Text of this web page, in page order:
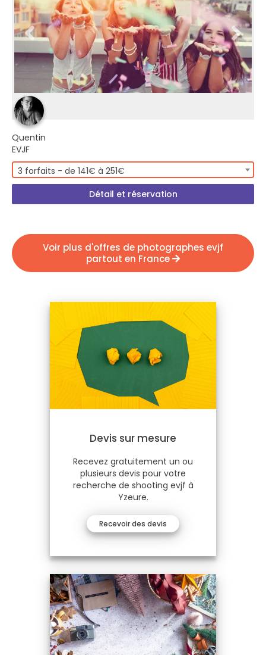
Quentin
EVJF
3 forfaits - de 141€ à 251€
Détail et réservation
Voir plus d'offres de photographes evjf
partout en France
Devis sur mesure
Recevez gratuitement un ou
plusieurs devis pour votre
recherche de shooting evjf à
Yzeure.
Recevoir des devis